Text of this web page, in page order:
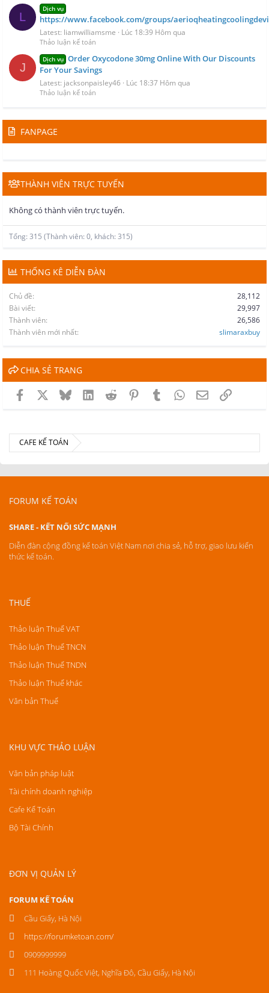
L
Dịch vụ
https://www.facebook.com/groups/
Latest: liamwilliamsme Lúc 18:39 Hôm qua
Thảo luận kế toán
J
Dịch vụ Order Oxycodone 30mg Online With Our Discounts
For Your Savings
Latest: jacksonpaisley46 Lúc 18:37 Hôm qua
Thảo luận kế toán
FANPAGE
THÀNH VIÊN TRỰC TUYẾN
Không có thành viên trực tuyến.
Tổng: 315 (Thành viên: 0, khách: 315)
THỐNG KÊ DIỄN ĐÀN
Chủ đề
28,112
Bài viết
29,997
Thành viên
26,586
Thành viên mới nhất
slimaraxbuy
CHIA SẺ TRANG
Facebook BlueskyLinkedInReddit PinterestTumblrWhatsApp
EmailLink
CAFE KẾ TOÁN
FORUM KẾ TOÁN
SHARE - KẾT NỐI SỨC MẠNH
Diễn đàn cộng đồng kế toán Việt Nam nơi chia sẻ, hỗ trợ, giao lưu kiến
thức kế toán.
THUẾ
Thảo luận Thuế VAT
Thảo luận Thuế TNCN
Thảo luận Thuế TNDN
Thảo luận Thuế khác
Văn bản Thuế
KHU VỰC THẢO LUẬN
Văn bản pháp luật
Tài chính doanh nghiệp
Cafe Kế Toán
Bộ Tài Chính
ĐƠN VỊ QUẢN LÝ
FORUM KẾ TOÁN
Cầu Giấy, Hà Nội
https://forumketoan.com/
0909999999
111 Hoàng Quốc Việt, Nghĩa Đô, Cầu Giấy, Hà Nội